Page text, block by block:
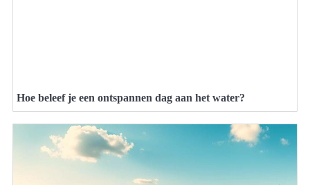
Hoe beleef je een ontspannen dag aan het water?